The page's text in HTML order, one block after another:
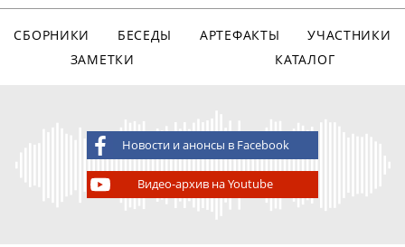
СБОРНИКИ БЕСЕДЫ АРТЕФАКТЫ
УЧАСТНИКИ
ЗАМЕТКИ
КАТАЛОГ
Новости и анонсы в Facebook
Видео-архив на Youtube